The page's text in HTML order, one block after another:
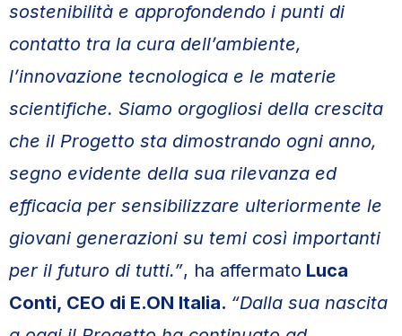
sostenibilità e approfondendo i punti di
contatto tra la cura dell’ambiente,
l’innovazione tecnologica e le materie
scientifiche. Siamo orgogliosi della crescita
che il Progetto sta dimostrando ogni anno,
segno evidente della sua rilevanza ed
efficacia per sensibilizzare ulteriormente le
giovani generazioni su temi così importanti
per il futuro di tutti.”, ha affermato Luca
Conti, CEO di E.ON Italia. “Dalla sua nascita